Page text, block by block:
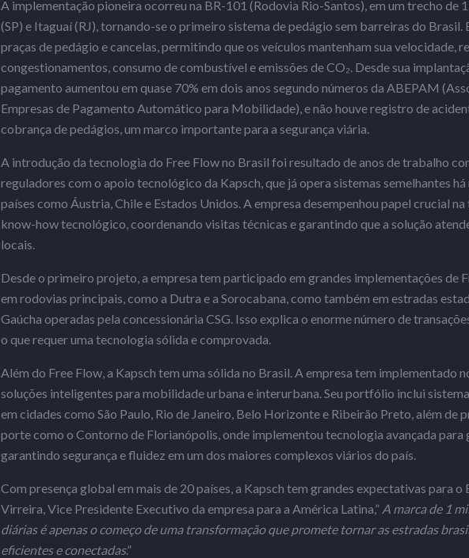
A implementação pioneira ocorreu na BR-101 (Rodovia Rio-Santos), em um trecho de
(SP) e Itaguaí (RJ), tornando-se o primeiro sistema de pedágio sem barreiras do Brasil.
praças de pedágio e cancelas, permitindo que os veículos mantenham sua velocidade,
congestionamentos, consumo de combustível e emissões de CO₂. Desde sua
pagamento aumentou em quase 70% em dois anos segundo números da ABEPAM
Empresas de Pagamento Automático para Mobilidade), e não houve registro de
cobrança de pedágios, um marco importante para a segurança viária.
A introdução da tecnologia do Free Flow no Brasil foi resultado de anos de trabalho
reguladores com o apoio tecnológico da Kapsch, que já opera sistemas semelhantes há
países como Áustria, Chile e Estados Unidos. A empresa desempenhou papel crucial
know-how tecnológico, coordenando visitas técnicas e garantindo que a solução
locais.
Desde o primeiro projeto, a empresa tem participado em grandes implementações de
em rodovias principais, como a Dutra e a Sorocabana, como também em estradas
Gaúcha operadas pela concessionária CSG. Isso explica o enorme número de
o que requer uma tecnologia sólida e comprovada.
Além do Free Flow, a Kapsch tem uma sólida no Brasil. A empresa tem implementado
soluções inteligentes para mobilidade urbana e interurbana. Seu portfólio inclui
em cidades como São Paulo, Rio de Janeiro, Belo Horizonte e Ribeirão Preto, além de
porte como o Contorno de Florianópolis, onde implementou tecnologia avançada para
garantindo segurança e fluidez em um dos maiores complexos viários do país.
Com presença global em mais de 20 países, a Kapsch tem grandes expectativas para o
Virreira, Vice Presidente Executivo da empresa para a América Latina,” A marca de 1
diárias é apenas o começo de uma transformação que promete tornar as estradas
eficientes e conectadas.”